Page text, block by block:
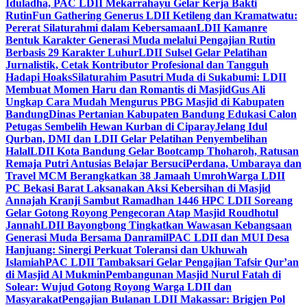
Iduladha, PAC LDII Mekarrahayu Gelar Kerja Bakti
RutinFun Gathering Generus LDII Ketileng dan Kramatwatu:
Pererat Silaturahmi dalam KebersamaanLDII Kamanre
Bentuk Karakter Generasi Muda melalui Pengajian Rutin
Berbasis 29 Karakter LuhurLDII Sulsel Gelar Pelatihan
Jurnalistik, Cetak Kontributor Profesional dan Tangguh
Hadapi HoaksSilaturahim Pasutri Muda di Sukabumi: LDII
Membuat Momen Haru dan Romantis di MasjidGus Ali
Ungkap Cara Mudah Mengurus PBG Masjid di Kabupaten
BandungDinas Pertanian Kabupaten Bandung Edukasi Calon
Petugas Sembelih Hewan Kurban di CiparayJelang Idul
Qurban, DMI dan LDII Gelar Pelatihan Penyembelihan
HalalLDII Kota Bandung Gelar Bootcamp Thoharoh, Ratusan
Remaja Putri Antusias Belajar BersuciPerdana, Umbaraya dan
Travel MCM Berangkatkan 38 Jamaah UmrohWarga LDII
PC Bekasi Barat Laksanakan Aksi Kebersihan di Masjid
Annajah Kranji Sambut Ramadhan 1446 HPC LDII Soreang
Gelar Gotong Royong Pengecoran Atap Masjid Roudhotul
JannahLDII Bayongbong Tingkatkan Wawasan Kebangsaan
Generasi Muda Bersama DanramilPAC LDII dan MUI Desa
Hanjuang: Sinergi Perkuat Toleransi dan Ukhuwah
IslamiahPAC LDII Tambaksari Gelar Pengajian Tafsir Qur’an
di Masjid Al MukminPembangunan Masjid Nurul Fatah di
Solear: Wujud Gotong Royong Warga LDII dan
MasyarakatPengajian Bulanan LDII Makassar: Brigjen Pol